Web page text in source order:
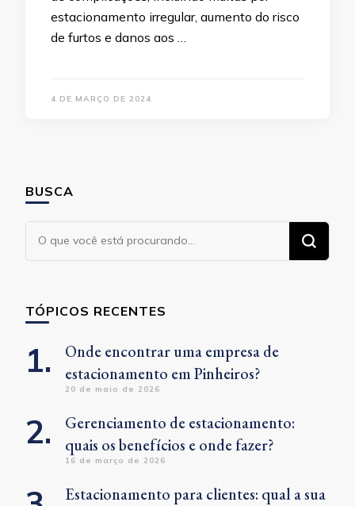
estacionamento irregular, aumento do risco
de furtos e danos aos …
4 DE MARÇO DE 2024
BUSCA
Procurando
TÓPICOS RECENTES
Onde encontrar uma empresa de
estacionamento em Pinheiros?
20 de maio de 2026
Gerenciamento de estacionamento:
quais os benefícios e onde fazer?
16 de março de 2026
Estacionamento para clientes: qual a sua